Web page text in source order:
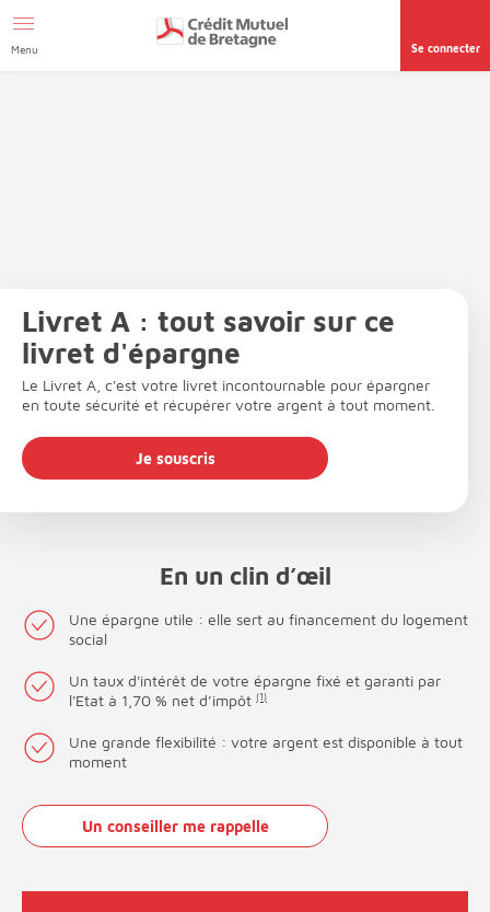
page accessibilité
Menu Se connecter
Livret A : tout savoir sur ce
livret d'épargne
Le Livret A, c'est votre livret incontournable pour épargner
en toute sécurité et récupérer votre argent à tout moment.
Je souscris
En un clin d’œil
Une épargne utile : elle sert au financement du logement
social
Un taux d'intérêt de votre épargne fixé et garanti par
l'Etat à 1,70 % net d’impôt (1)
Une grande flexibilité : votre argent est disponible à tout
moment
Un conseiller me rappelle